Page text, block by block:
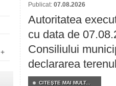
+
Publicat: 07.08.2026
Autoritatea
cu data de
Consiliului
declararea
CITEŞTE MAI MULT...